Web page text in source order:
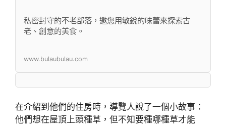
私密封守的不老部落，邀您用敏銳的味蕾來探索古
老、創意的美食。
www.bulaubulau.com
在介紹到他們的住房時，導覽人說了一個小故事：
他們想在屋頂上頭種草，但不知要種哪種草才能